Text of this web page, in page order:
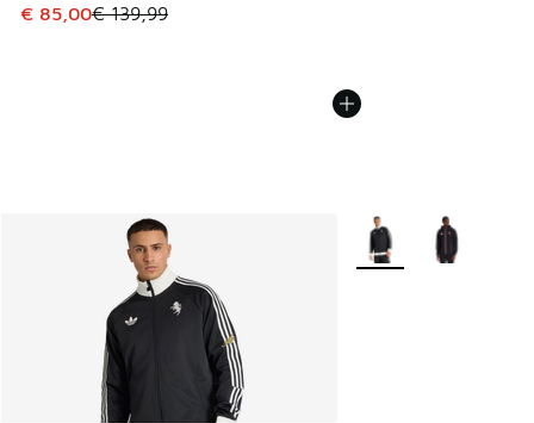
Cet article est en promotion. Prix en baisse de € 139,99 à
€ 85,00€ 139,99
Plus de couleurs